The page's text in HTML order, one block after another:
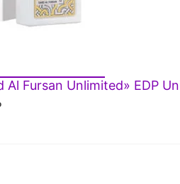
Al Fursan Unlimited» EDP